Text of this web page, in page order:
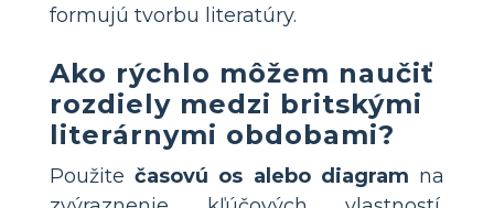
formujú tvorbu literatúry.
Ako rýchlo môžem naučiť
rozdiely medzi britskými
literárnymi obdobami?
Použitečasovú os alebo diagram na